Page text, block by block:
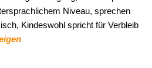
Niveau, sprechen
Kindeswohl spricht für Verbleib